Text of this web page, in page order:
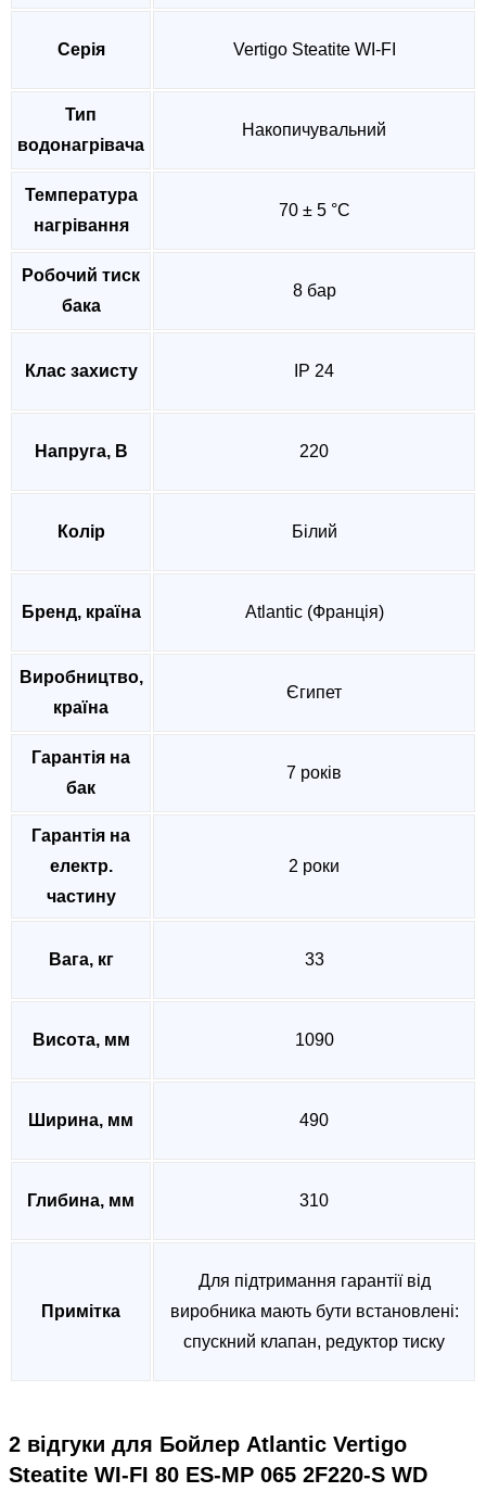
Серія Vertigo Steatite WI-FI
Тип
водонагрівача
Накопичувальний
Температура
нагрівання
70 ± 5 °C
Робочий тиск
бака
8 бар
Клас захисту IP 24
Напруга, В 220
Колір Білий
Бренд, країна Atlantic (Франція)
Виробництво,
країна
Єгипет
Гарантія на
бак
7 років
Гарантія на
електр.
частину
2 роки
Вага, кг 33
Висота, мм 1090
Ширина, мм 490
Глибина, мм 310
Примітка
Для підтримання гарантії від
виробника мають бути встановлені:
спускний клапан, редуктор тиску
2 відгуки для Бойлер Atlantic Vertigo
Steatite WI-FI 80 ES-MP 065 2F220-S WD